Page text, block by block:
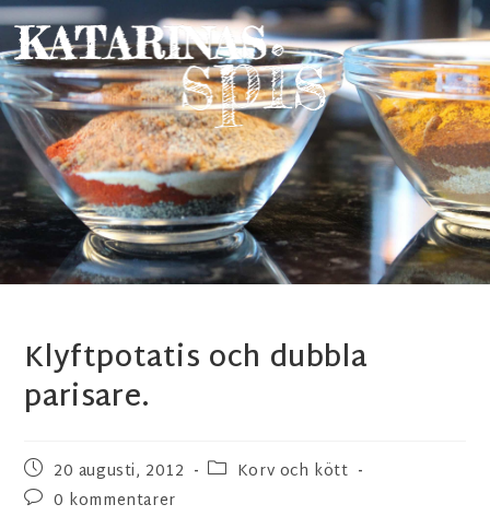
Klyftpotatis och dubbla
parisare.
20 augusti, 2012
Korv och kött
0 kommentarer